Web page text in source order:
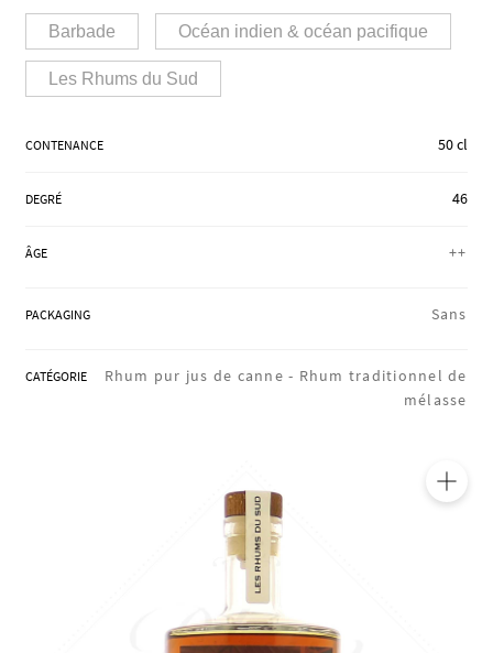
MARQUES
BOUTIQUE LOIRET
Barbade Océan indien & océan pacifique
Les Rhums du Sud
CONTENANCE 50 cl
DEGRÉ 46
ÂGE ++
PACKAGING Sans
CATÉGORIE Rhum pur jus de canne - Rhum traditionnel de
mélasse